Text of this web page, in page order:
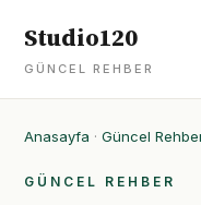
Studio120
GÜNCEL REHBER
Anasayfa · Güncel
GÜNCEL REHBER